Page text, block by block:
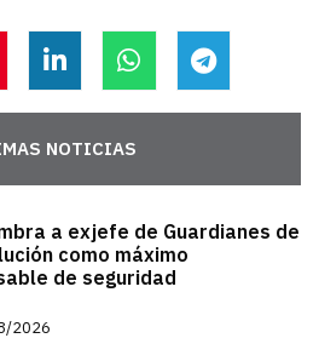
NOTICIAS
a exjefe de Guardianes de
como máximo
de seguridad
2026